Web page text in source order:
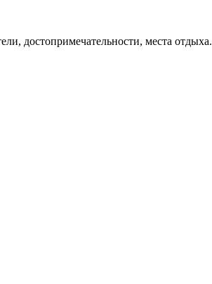
достопримечательности, места отдыха.